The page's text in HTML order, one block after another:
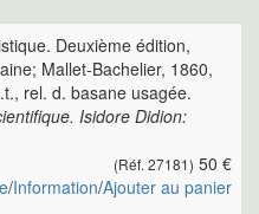
Deuxième édition,
Mallet-Bachelier, 1860,
rel. d. basane usagée.
Isidore Didion:
(Réf. 27181) 50 €
/Information/Ajouter au panier